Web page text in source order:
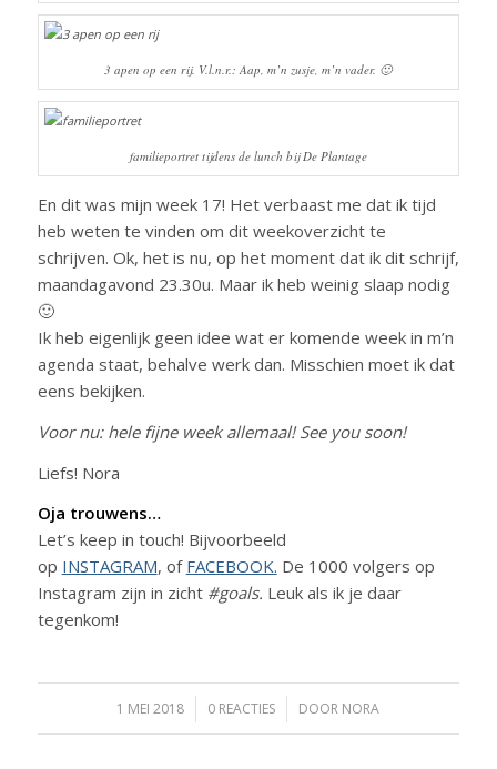
3 apen op een rij. V.l.n.r.: Aap, m’n zusje, m’n vader. 🙂
familieportret tijdens de lunch bij De Plantage
En dit was mijn week 17! Het verbaast me dat ik tijd
heb weten te vinden om dit weekoverzicht te
schrijven. Ok, het is nu, op het moment dat ik dit schrijf,
maandagavond 23.30u. Maar ik heb weinig slaap nodig
🙂
Ik heb eigenlijk geen idee wat er komende week in m’n
agenda staat, behalve werk dan. Misschien moet ik dat
eens bekijken.
Voor nu: hele fijne week allemaal! See you soon!
Liefs! Nora
Oja trouwens…
Let’s keep in touch! Bijvoorbeeld
op INSTAGRAM, of FACEBOOK. De 1000 volgers op
Instagram zijn in zicht #goals. Leuk als ik je daar
tegenkom!
1 MEI 2018
/ 0 REACTIES
/ DOOR NORA